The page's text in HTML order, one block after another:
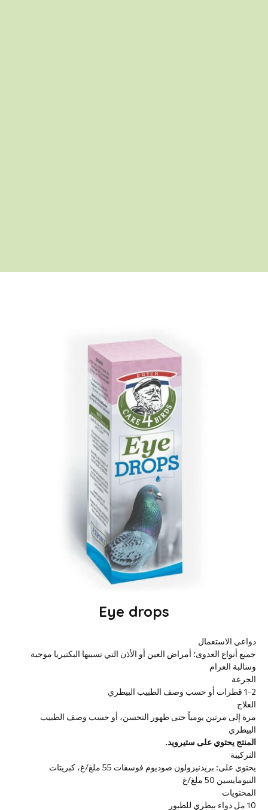
Eye drops
دواعي الاستعمال
جميع أنواع العدوى؛ أمراض العين أو الأذن التي تسببها البكتيريا موجبة
وسالبة الغرام
الجرعة
1-2 قطرات أو حسب وصف الطبيب البيطري
العلاج
مرة إلى مرتين يومياً حتى ظهور التحسن، أو حسب وصف الطبيب
البيطري
المنتج يحتوي على ستيرويد.
التركيبة
يحتوي على: بريدنيزولون صوديوم فوسفات 55 ملغ/غ، كبريتات
النيومايسين 50 ملغ/غ
المحتويات
10 مل دواء بيطري للطيور